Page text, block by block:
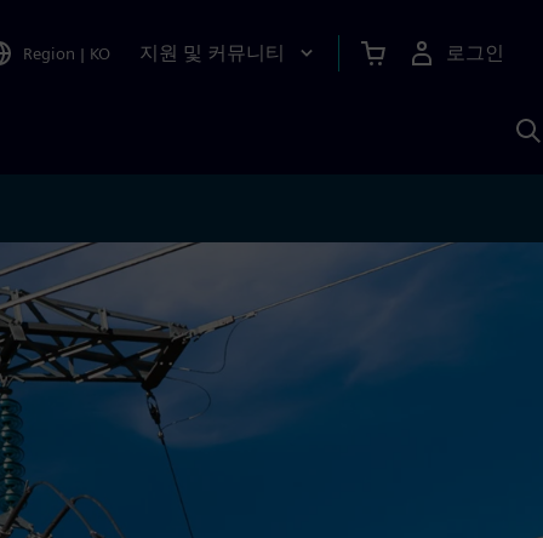
Region | KO 지원 및 커뮤니티 로그인